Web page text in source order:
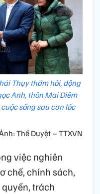
Thụy thăm hỏi, động
Anh, thôn Mai Diêm
sống sau cơn lốc
Thế Duyệt – TTXVN
việc nghiên
chế, chính sách,
trách